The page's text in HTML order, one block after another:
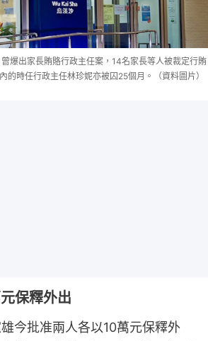
爆出家長賄賂行政主任案，14名家長等人被裁定行賄
的時任行政主任林珍妮亦被囚25個月。（資料圖片）
保釋外出
今批准兩人各以10萬元保釋外